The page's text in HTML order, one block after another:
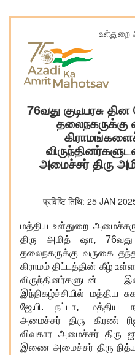
76வது குடியரசு
தலைநகருக்கு
அமைச்சர் திரு
प्रविष्टि तिथि: 25 JAN
மத்திய உள்துறை
திரு அமித் ஷா,
தலைநகருக்கு வருகை தந்த
கிராமம் திட்டத்தின் கீழ்
விருந்தினர்களுடன்
இந்நிகழ்ச்சியில் மத்திய
ஜே.பி. நட்டா, மத்திய
அமைச்சர் திரு கிரண்
விவகார அமைச்சர் திரு
இணை அமைச்சர் திரு